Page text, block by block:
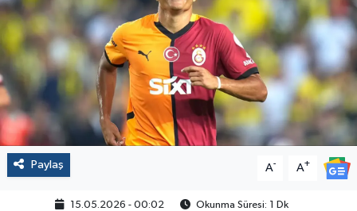
Paylaş A- A+
15.05.2026 - 00:02 Okunma Süresi: 1 Dk
Magazin
Politika
Sağlık
Spor